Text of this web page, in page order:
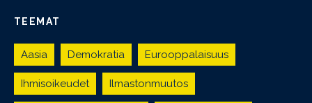
TEEMAT
Aasia Demokratia Eurooppalaisuus
Ihmisoikeudet Ilmastonmuutos